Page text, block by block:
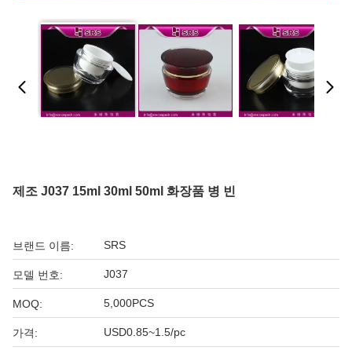
제조 J037 15ml 30ml 50ml 화장품 병 빈
브랜드 이름: SRS
모델 번호: J037
MOQ: 5,000PCS
가격: USD0.85~1.5/pc